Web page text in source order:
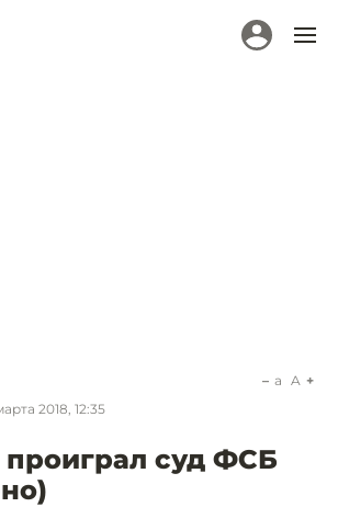
2018, 12:35
a A
проиграл суд ФСБ